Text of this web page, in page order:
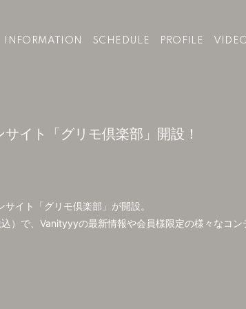
INFORMATION SCHEDULE PROFILE
イト「グリモ倶楽部」開設！
イト「グリモ倶楽部」が開設。
）で、Vanityyyの最新情報や会員様限定の様々なコン